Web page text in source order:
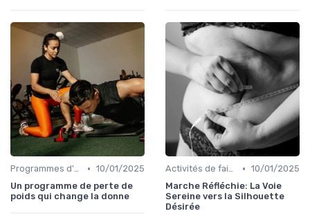
Programmes d'entraînement • 10/01/2025
Un programme de perte de
poids qui change la donne
Activités de faible intensité • 10/01/2025
Marche Réfléchie: La Voie
Sereine vers la Silhouette
Désirée